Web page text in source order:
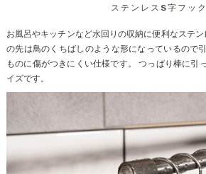
ステンレスS字フック
お風呂やキッチンなど水回りの収納に便利なステ
の先は鳥のくちばしのような形になっているので
ものに傷がつきにくい仕様です。 つっぱり棒に引
イズです。